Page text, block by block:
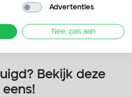
Bekijk deze
Advertenties
Nee, pas aan